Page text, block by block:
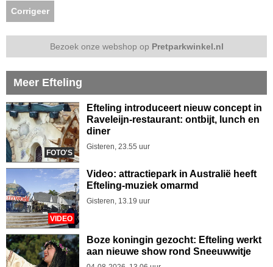
Corrigeer
Bezoek onze webshop op Pretparkwinkel.nl
Meer Efteling
FOTO'S
Efteling introduceert nieuw concept in
Raveleijn-restaurant: ontbijt, lunch en
diner
Gisteren, 23.55 uur
VIDEO
Video: attractiepark in Australië heeft
Efteling-muziek omarmd
Gisteren, 13.19 uur
Boze koningin gezocht: Efteling werkt
aan nieuwe show rond Sneeuwwitje